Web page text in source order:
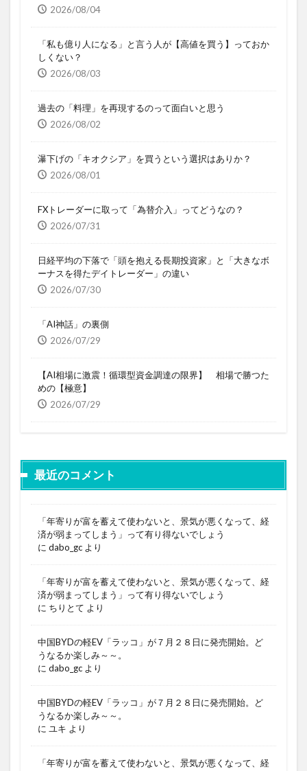
2026/08/04
「私も億り人になる」と言う人が【高値を買う】っておか
しくない？
2026/08/03
過去の「料理」を再現するのって面白いと思う
2026/08/02
瀑下げの「キオクシア」を買うという選択はありか？
2026/08/01
FXトレーダーに取って「為替介入」ってどうなの？
2026/07/31
日経平均の下落で「頭を抱える長期投資家」と「大きなボ
ーナスを得たデイトレーダー」の違い
2026/07/30
「AI神話」の裏側
2026/07/29
【AI相場に激震！循環型資金調達の限界】 相場で勝つた
めの【極意】
2026/07/29
最近のコメント
「年寄りが富を蓄えて使わないと、景気が悪くなって、経
済が弱まってしまう」って有り得ないでしょう
に dabo_gc より
「年寄りが富を蓄えて使わないと、景気が悪くなって、経
済が弱まってしまう」って有り得ないでしょう
に ちりとて より
中国BYDの軽EV「ラッコ」が７月２８日に発売開始。ど
うなるか楽しみ～～。
に dabo_gc より
中国BYDの軽EV「ラッコ」が７月２８日に発売開始。ど
うなるか楽しみ～～。
に ユキ より
「年寄りが富を蓄えて使わないと、景気が悪くなって、経